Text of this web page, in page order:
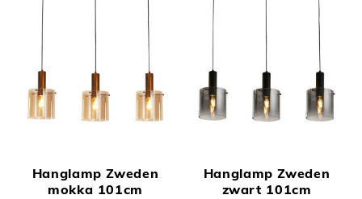
Hanglamp Zweden
mokka 101cm
Hanglamp Zweden
zwart 101cm